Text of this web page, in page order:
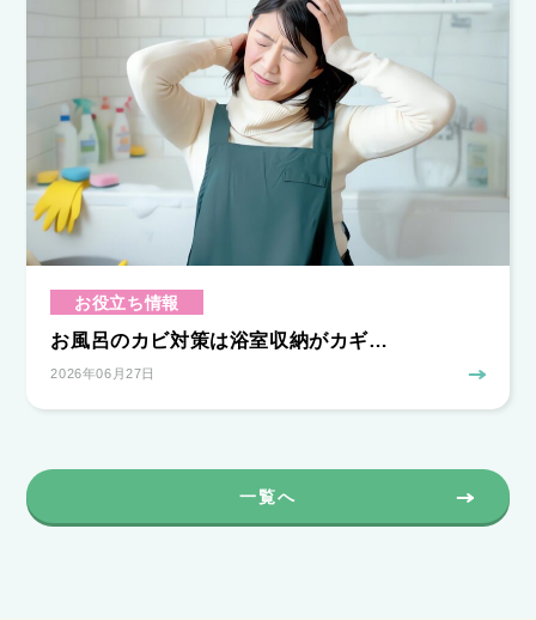
お役立ち情報
お風呂のカビ対策は浴室収納がカギ…
2026年06月27日
一覧へ